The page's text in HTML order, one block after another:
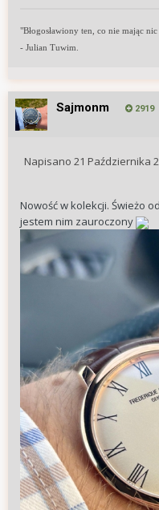
"Błogosławiony ten, co nie mając
- Julian Tuwim.
Sajmonm 2919
Napisano 21 Października
Nowość w kolekcji. Świeżo
jestem nim zauroczony